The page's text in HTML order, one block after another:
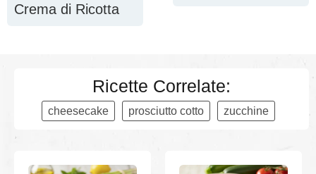
Crema di Ricotta
Ricette Correlate:
cheesecake prosciutto cotto zucchine